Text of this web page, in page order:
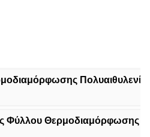
Φύλλου Θερμοδιαμόρφωσης